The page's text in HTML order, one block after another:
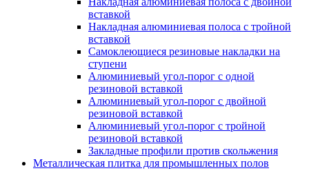
вставкой
Накладная алюминиевая полоса с тройной
вставкой
Самоклеющиеся резиновые накладки на
ступени
Алюминиевый угол-порог с одной
резиновой вставкой
Алюминиевый угол-порог с двойной
резиновой вставкой
Алюминиевый угол-порог с тройной
резиновой вставкой
Закладные профили против скольжения
Металлическая плитка для промышленных полов